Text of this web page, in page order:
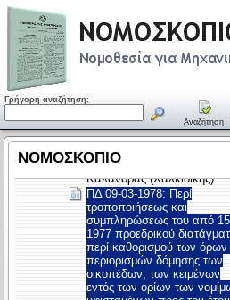
Γρήγορη αναζήτηση:
Αναζήτηση